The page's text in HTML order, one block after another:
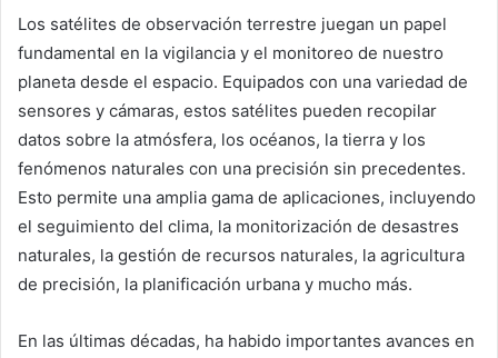
Los satélites de observación terrestre juegan un papel
fundamental en la vigilancia y el monitoreo de nuestro
planeta desde el espacio. Equipados con una variedad de
sensores y cámaras, estos satélites pueden recopilar
datos sobre la atmósfera, los océanos, la tierra y los
fenómenos naturales con una precisión sin precedentes.
Esto permite una amplia gama de aplicaciones, incluyendo
el seguimiento del clima, la monitorización de desastres
naturales, la gestión de recursos naturales, la agricultura
de precisión, la planificación urbana y mucho más.
En las últimas décadas, ha habido importantes avances en